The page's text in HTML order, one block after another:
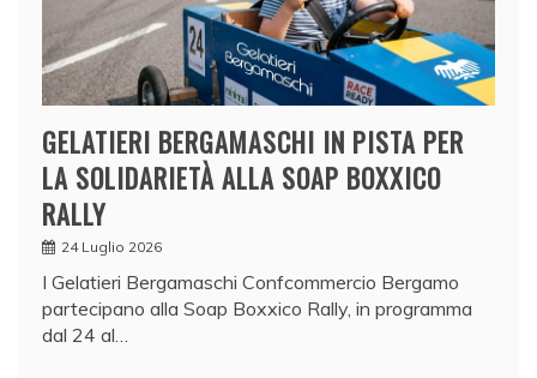
GELATIERI BERGAMASCHI IN PISTA PER
LA SOLIDARIETÀ ALLA SOAP BOXXICO
RALLY
24 Luglio 2026
I Gelatieri Bergamaschi Confcommercio Bergamo
partecipano alla Soap Boxxico Rally, in programma
dal 24 al…